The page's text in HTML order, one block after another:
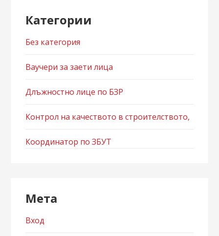
Категории
Без категория
Ваучери за заети лица
Длъжностно лице по БЗР
Контрол на качеството в строителството,
Координатор по ЗБУТ
Мета
Вход